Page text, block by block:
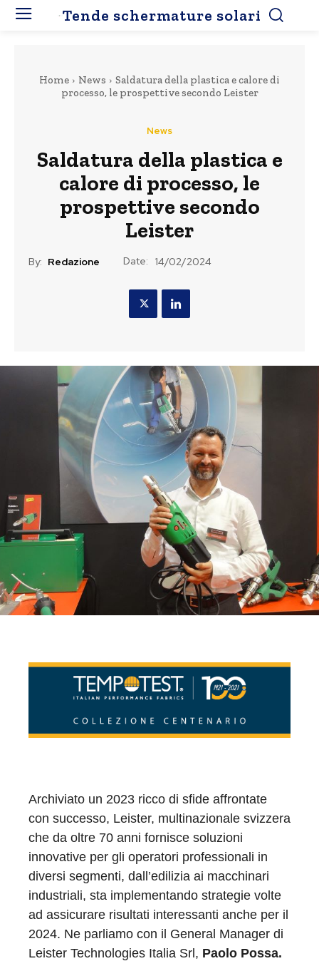
Tende schermature solari
Home News
Saldatura della plastica e calore di
processo, le prospettive secondo Leister
News
Saldatura della plastica e
calore di processo, le
prospettive secondo
Leister
By: Redazione Date: 14/02/2024
Archiviato un 2023 ricco di sfide affrontate
con successo, Leister, multinazionale svizzera
che da oltre 70 anni fornisce soluzioni
innovative per gli operatori professionali in
diversi segmenti, dall’edilizia ai macchinari
industriali, sta implementando strategie volte
ad assicurare risultati interessanti anche per il
2024. Ne parliamo con il General Manager di
Leister Technologies Italia Srl, Paolo Possa.